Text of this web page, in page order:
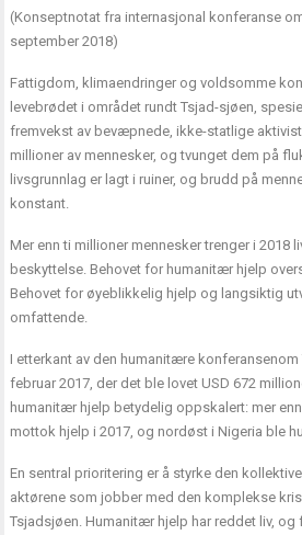
(Konseptnotat fra internasjonal konferanse
september 2018)
Fattigdom, klimaendringer og voldsomme
levebrødet i området rundt Tsjad-sjøen,
fremvekst av bevæpnede, ikke-statlige
millioner av mennesker, og tvunget dem på
livsgrunnlag er lagt i ruiner, og brudd på
konstant.
Mer enn ti millioner mennesker trenger i 2018
beskyttelse. Behovet for humanitær hjelp
Behovet for øyeblikkelig hjelp og langsiktig
omfattende.
I etterkant av den humanitære konferansenom
februar 2017, der det ble lovet USD 672
humanitær hjelp betydelig oppskalert: mer
mottok hjelp i 2017, og nordøst i Nigeria ble
En sentral prioritering er å styrke den
aktørene som jobber med den komplekse
Tsjadsjøen. Humanitær hjelp har reddet liv, og